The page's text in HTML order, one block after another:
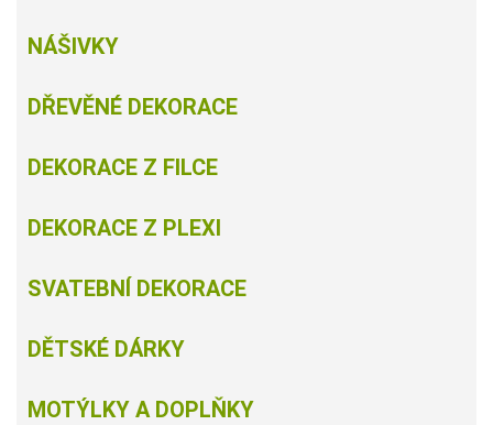
NÁŠIVKY
DŘEVĚNÉ DEKORACE
DEKORACE Z FILCE
DEKORACE Z PLEXI
SVATEBNÍ DEKORACE
DĚTSKÉ DÁRKY
MOTÝLKY A DOPLŇKY